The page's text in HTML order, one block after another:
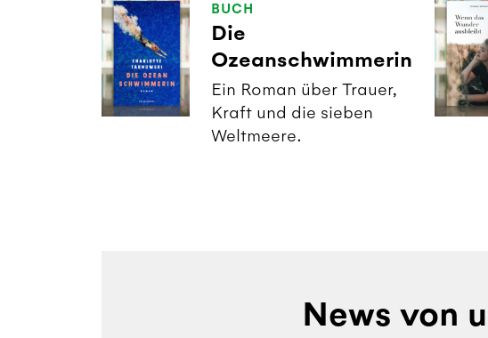
BUCH
Die
Ozeanschwimmerin
Ein Roman über Trauer,
Kraft und die sieben
Weltmeere.
News von